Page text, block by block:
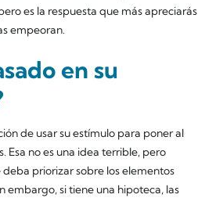
es la respuesta que más apreciarás
empeoran.
en su
de usar su estímulo para poner al
Esa no es una idea terrible, pero
priorizar sobre los elementos
embargo, si tiene una hipoteca, las